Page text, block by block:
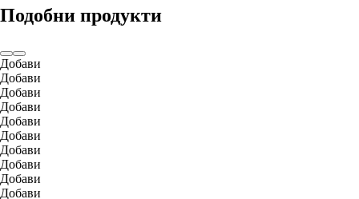
Подобни продукти
Добави
Добави
Добави
Добави
Добави
Добави
Добави
Добави
Добави
Добави